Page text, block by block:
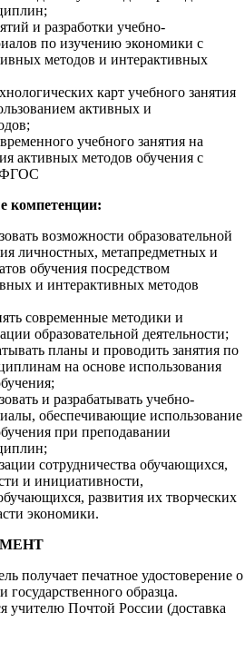
и разработки учебно-
по изучению экономики с
методов и интерактивных
карт учебного занятия
активных и
учебного занятия на
активных методов обучения с
ФГОС
компетенции:
возможности образовательной
личностных, метапредметных и
обучения посредством
и интерактивных методов
современные методики и
образовательной деятельности;
планы и проводить занятия по
на основе использования
и разрабатывать учебно-
обеспечивающие использование
при преподавании
сотрудничества обучающихся,
и инициативности,
развития их творческих
экономики.
получает печатное удостоверение о
образца.
учителю Почтой России (доставка